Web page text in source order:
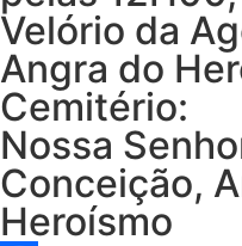
Velório da
Angra do
Cemitério:
Nossa
Conceição,
Heroísmo